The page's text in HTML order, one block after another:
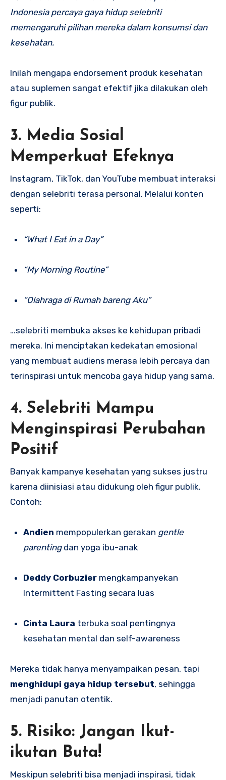
Indonesia percaya gaya hidup selebriti
memengaruhi pilihan mereka dalam konsumsi dan
kesehatan.
Inilah mengapa endorsement produk kesehatan
atau suplemen sangat efektif jika dilakukan oleh
figur publik.
3. Media Sosial
Memperkuat Efeknya
Instagram, TikTok, dan YouTube membuat interaksi
dengan selebriti terasa personal. Melalui konten
seperti:
“What I Eat in a Day”
“My Morning Routine”
“Olahraga di Rumah bareng Aku”
…selebriti membuka akses ke kehidupan pribadi
mereka. Ini menciptakan kedekatan emosional
yang membuat audiens merasa lebih percaya dan
terinspirasi untuk mencoba gaya hidup yang sama.
4. Selebriti Mampu
Menginspirasi Perubahan
Positif
Banyak kampanye kesehatan yang sukses justru
karena diinisiasi atau didukung oleh figur publik.
Contoh:
Andien mempopulerkan gerakan gentle
parentingdan yoga ibu-anak
Deddy Corbuziermengkampanyekan
Intermittent Fasting secara luas
Cinta Laura terbuka soal pentingnya
kesehatan mental dan self-awareness
Mereka tidak hanya menyampaikan pesan, tapi
menghidupi gaya hidup tersebut, sehingga
menjadi panutan otentik.
5. Risiko: Jangan Ikut-
ikutan Buta!
Meskipun selebriti bisa menjadi inspirasi, tidak